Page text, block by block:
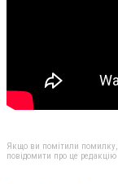
Якщо ви помітили помилку,
повідомити про це редакцію